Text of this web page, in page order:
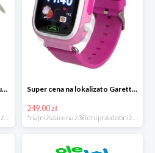
Laktator ręczny BabyOno Naturel
*najniższa cena z 30 dni przed obniżką
Super cena na lokalizato Garett Kids2
249.00 zł
*najniższa cena z 30 dni przed obniżką